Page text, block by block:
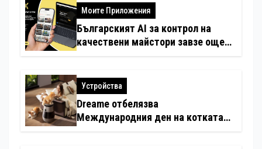
Моите Приложения
Българският AI за контрол на
качествени майстори завзе още
Устройства
Dreame отбелязва
Международния ден на котката